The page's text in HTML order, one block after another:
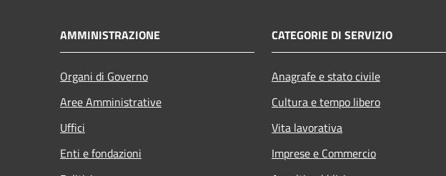
AMMINISTRAZIONE
Organi di Governo
Aree Amministrative
Uffici
Enti e fondazioni
CATEGORIE DI SERVIZIO
Anagrafe e stato civile
Cultura e tempo libero
Vita lavorativa
Imprese e Commercio